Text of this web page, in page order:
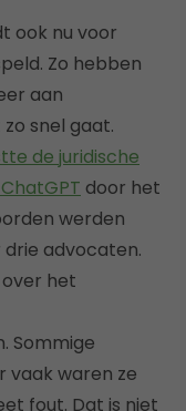
ook nu voor
Zo hebben
aan
snel gaat.
de juridische
door het
werden
advocaten.
het
Sommige
waren ze
fout. Dat is niet